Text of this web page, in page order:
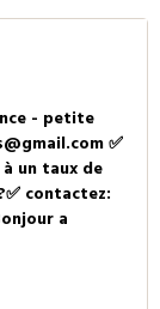
- petite
✅
un taux de
contactez:
a